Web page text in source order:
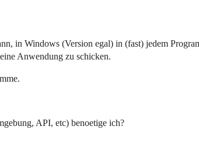
in Windows (Version egal) in (fast) jedem
Anwendung zu schicken.
API, etc) benoetige ich?